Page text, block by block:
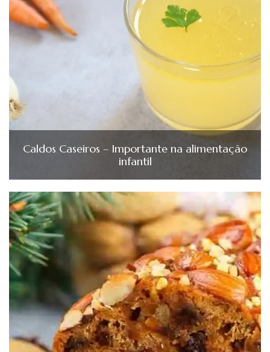
Caldos Caseiros – Importante na alimentação
infantil